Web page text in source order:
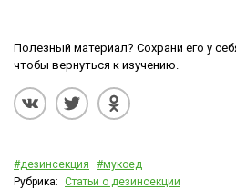
Полезный материал? Сохрани его у
чтобы вернуться к изучению.
#дезинсекция
#мукоед
Рубрика: Статьи о дезинсекции